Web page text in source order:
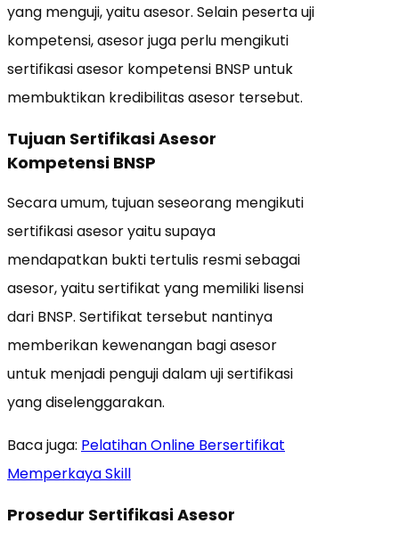
yang menguji, yaitu asesor. Selain peserta uji
kompetensi, asesor juga perlu mengikuti
sertifikasi asesor kompetensi BNSP untuk
membuktikan kredibilitas asesor tersebut.
Tujuan Sertifikasi Asesor
Kompetensi BNSP
Secara umum, tujuan seseorang mengikuti
sertifikasi asesor yaitu supaya
mendapatkan bukti tertulis resmi sebagai
asesor, yaitu sertifikat yang memiliki lisensi
dari BNSP. Sertifikat tersebut nantinya
memberikan kewenangan bagi asesor
untuk menjadi penguji dalam uji sertifikasi
yang diselenggarakan.
Baca juga: Pelatihan Online Bersertifikat
Memperkaya Skill
Prosedur Sertifikasi Asesor